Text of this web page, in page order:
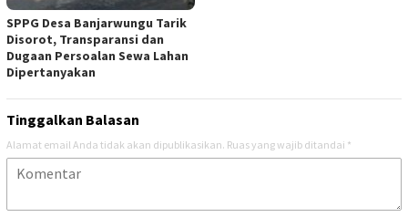
SPPG Desa Banjarwungu Tarik
Disorot, Transparansi dan
Dugaan Persoalan Sewa Lahan
Dipertanyakan
Tinggalkan Balasan
Alamat email Anda tidak akan dipublikasikan. Ruas yang wajib ditandai *